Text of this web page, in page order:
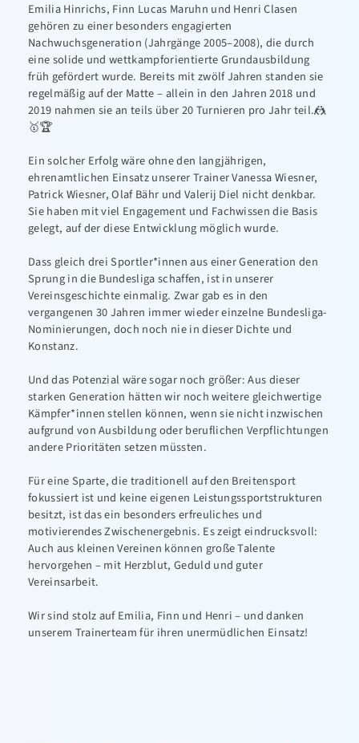
Emilia Hinrichs, Finn Lucas Maruhn und Henri Clasen
gehören zu einer besonders engagierten
Nachwuchsgeneration (Jahrgänge 2005–2008), die durch
eine solide und wettkampforientierte Grundausbildung
früh gefördert wurde. Bereits mit zwölf Jahren standen sie
regelmäßig auf der Matte – allein in den Jahren 2018 und
2019 nahmen sie an teils über 20 Turnieren pro Jahr teil.🤼
🥇🏆
Ein solcher Erfolg wäre ohne den langjährigen,
ehrenamtlichen Einsatz unserer Trainer Vanessa Wiesner,
Patrick Wiesner, Olaf Bähr und Valerij Diel nicht denkbar.
Sie haben mit viel Engagement und Fachwissen die Basis
gelegt, auf der diese Entwicklung möglich wurde.
Dass gleich drei Sportler*innen aus einer Generation den
Sprung in die Bundesliga schaffen, ist in unserer
Vereinsgeschichte einmalig. Zwar gab es in den
vergangenen 30 Jahren immer wieder einzelne Bundesliga-
Nominierungen, doch noch nie in dieser Dichte und
Konstanz.
Und das Potenzial wäre sogar noch größer: Aus dieser
starken Generation hätten wir noch weitere gleichwertige
Kämpfer*innen stellen können, wenn sie nicht inzwischen
aufgrund von Ausbildung oder beruflichen Verpflichtungen
andere Prioritäten setzen müssten.
Für eine Sparte, die traditionell auf den Breitensport
fokussiert ist und keine eigenen Leistungssportstrukturen
besitzt, ist das ein besonders erfreuliches und
motivierendes Zwischenergebnis. Es zeigt eindrucksvoll:
Auch aus kleinen Vereinen können große Talente
hervorgehen – mit Herzblut, Geduld und guter
Vereinsarbeit.
Wir sind stolz auf Emilia, Finn und Henri – und danken
unserem Trainerteam für ihren unermüdlichen Einsatz!